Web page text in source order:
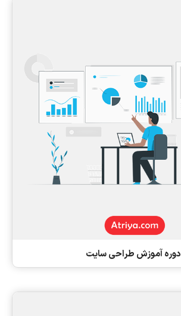
دوره آموزش طراحی سایت